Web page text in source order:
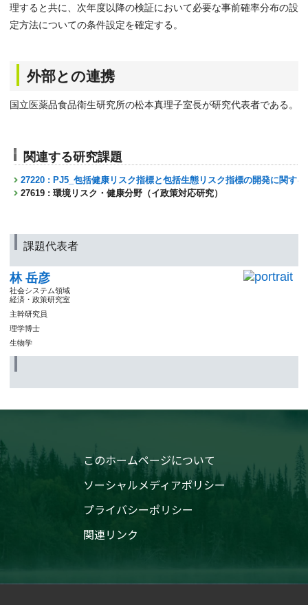
理すると共に、次年度以降の検証において必要な事前確率分布の設
定方法についての条件設定を確定する。
外部との連携
国立医薬品食品衛生研究所の松本真理子室長が研究代表者である。
関連する研究課題
27220 : PJ5_包括健康リスク指標と包括生態リスク指標の開発に関する
27619 : 環境リスク・健康分野（イ政策対応研究）
課題代表者
林 岳彦
社会システム領域
経済・政策研究室
主幹研究員
理学博士
生物学
このホームページについて
ソーシャルメディアポリシー
プライバシーポリシー
関連リンク